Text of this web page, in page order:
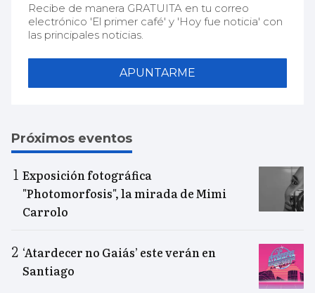
Recibe de manera GRATUITA en tu correo
electrónico 'El primer café' y 'Hoy fue noticia' con
las principales noticias.
APUNTARME
Próximos eventos
Exposición fotográfica
"Photomorfosis", la mirada de Mimi
Carrolo
‘Atardecer no Gaiás’ este verán en
Santiago